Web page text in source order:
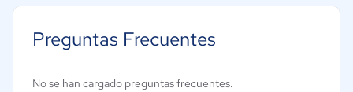
Integración con sistemas empresariales
Preguntas Frecuentes
No se han cargado preguntas frecuentes.